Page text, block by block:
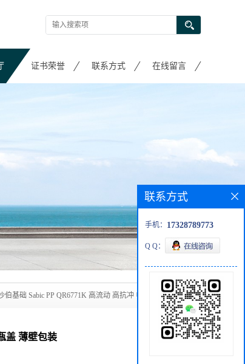
证书荣誉 联系方式 在线留言
伯基础 Sabic PP QR6771K 高流动 高抗冲 电器用具
盖 薄壁包装
联系方式
手机： 17328789773
Q Q：